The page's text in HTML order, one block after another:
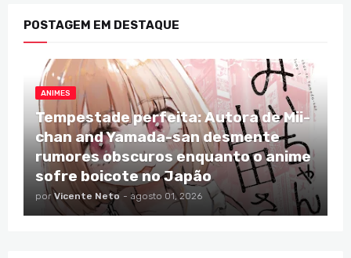
POSTAGEM EM DESTAQUE
ANIMES
Tempestade perfeita: Autora de Mii-
chan and Yamada-san desmente
rumores obscuros enquanto o anime
sofre boicote no Japão
por Vicente Neto - agosto 01, 2026